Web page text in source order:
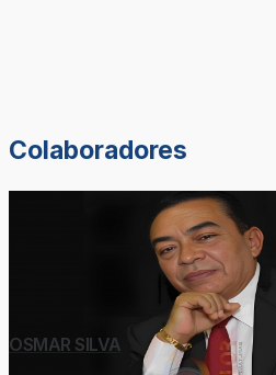
Colaboradores
OSMAR SILVA